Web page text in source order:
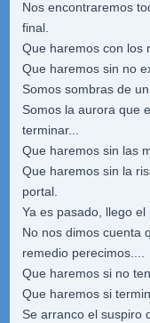
Nos encontraremos
final.
Que haremos con los
Que haremos sin no
Somos sombras de
Somos la aurora que
terminar...
Que haremos sin las
Que haremos sin la
portal.
Ya es pasado, llego
No nos dimos cuenta
remedio perecimos....
Que haremos si no
Que haremos si
Se arranco el suspiro